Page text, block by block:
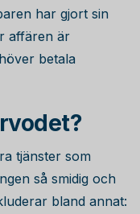
har gjort sin
affären är
betala
tjänster som
så smidig och
bland annat: